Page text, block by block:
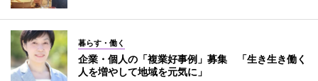
暮らす・働く
企業・個人の「複業好事例」募集 「生き生き働く
人を増やして地域を元気に」